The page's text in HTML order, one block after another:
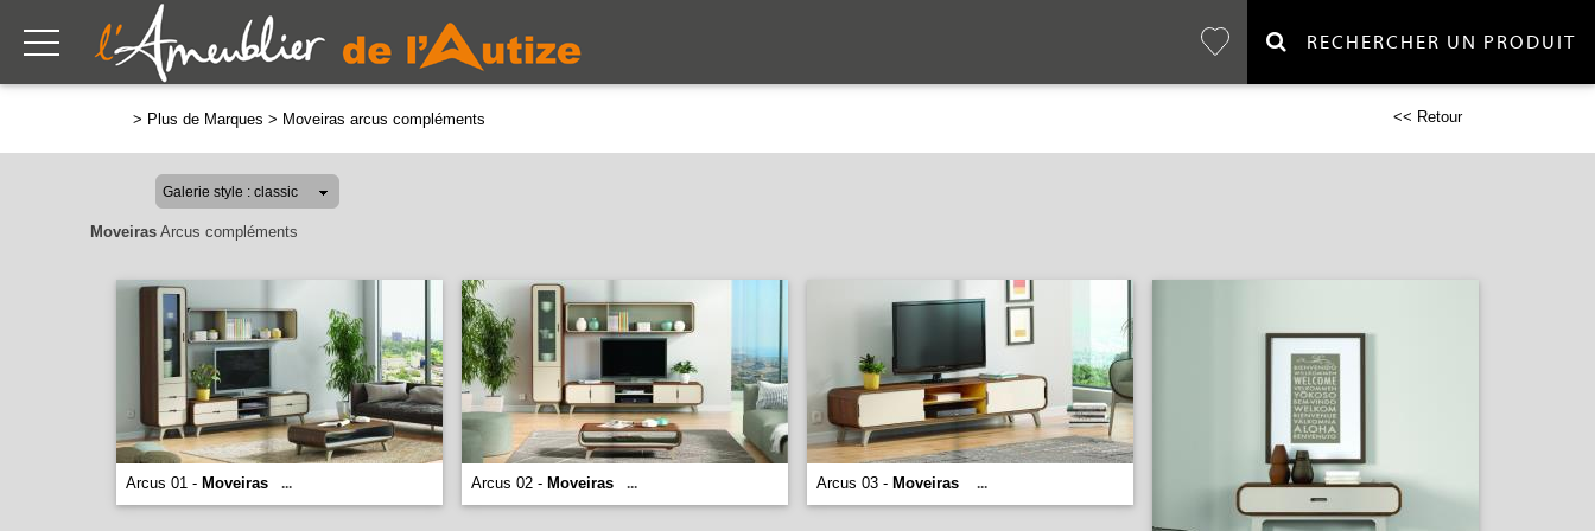
RECHERCHER UN PRODUIT
> Plus de Marques > Moveiras arcus compléments << Retour
Moveiras Arcus compléments
Arcus 01 - Moveiras ... Arcus 02 - Moveiras ... Arcus 03 - Moveiras ...